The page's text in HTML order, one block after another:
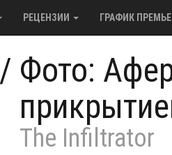
РЕЦЕНЗИИ ГРАФИК
/ Фото:
The Infiltrator